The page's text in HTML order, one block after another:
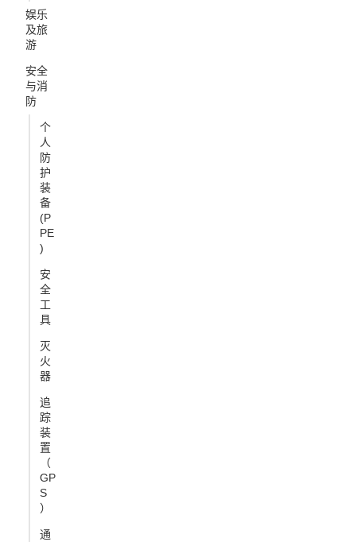
娱乐
及旅
游
安全
与消
防
个
人
防
护
装
备
(P
PE
)
安
全
工
具
灭
火
器
追
踪
装
置
（
GP
S
）
通